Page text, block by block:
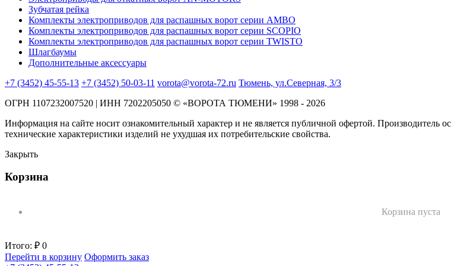
Зубчатая рейка
Комплекты электроприводов для распашных ворот серии AMBO
Комплекты электроприводов для распашных ворот серии SCOPIO
Комплекты электроприводов для распашных ворот серии TWISTO
Шлагбаумы
Дополнительные аксессуары
+7 (3452) 45-55-13 +7 (3452) 50-03-11 vorota@vorota-72.ru Тюмень, ул.Северная, 3/3
ОГРН 1107232007520 | ИНН 7202205050 © «ВОРОТА ТЮМЕНИ» 1998 - 2026
Информация на сайте носит ознакомительный характер и не является публичной офертой. Производитель
технические характеристики изделий не ухудшая их потребительские свойства.
Закрыть
Корзина
Корзина пуста
Итого: ₽ 0
Перейти в корзину Оформить заказ